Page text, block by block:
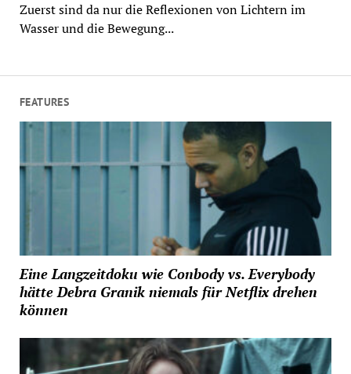
Zuerst sind da nur die Reflexionen von Lichtern im
Wasser und die Bewegung...
FEATURES
Eine Langzeitdoku wie Conbody vs. Everybody
hätte Debra Granik niemals für Netflix drehen
können